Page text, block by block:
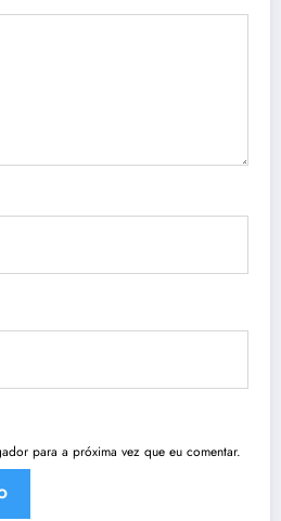
para a próxima vez que eu comentar.